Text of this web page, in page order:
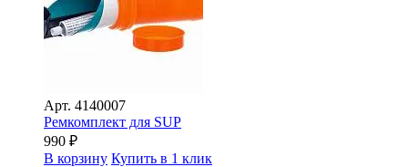
Арт. 4140007
Ремкомплект для SUP
990 ₽
В корзину Купить в 1 клик